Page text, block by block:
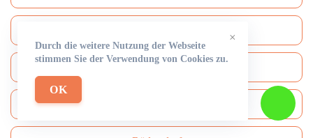
Frankfurt
×
Durch die weitere Nutzung der Webseite
stimmen Sie der Verwendung von Cookies zu.
OK